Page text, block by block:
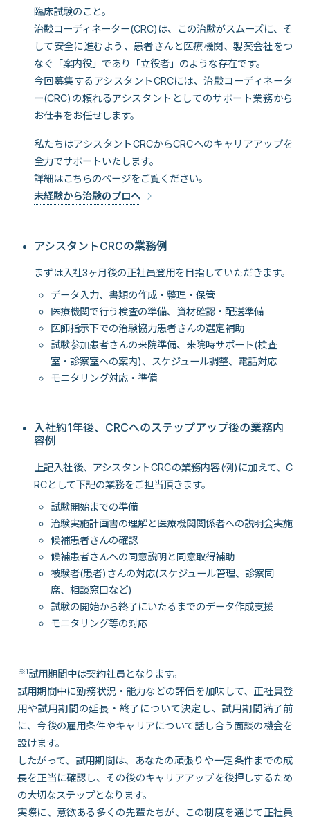
臨床試験のこと。
治験コーディネーター(CRC)は、この治験がスムーズに、そ
して安全に進むよう、患者さんと医療機関、製薬会社をつ
なぐ「案内役」であり「立役者」のような存在です。
今回募集するアシスタントCRCには、治験コーディネータ
ー(CRC)の頼れるアシスタントとしてのサポート業務から
お仕事をお任せします。
私たちはアシスタントCRCからCRCへのキャリアアップを
全力でサポートいたします。
詳細はこちらのページをご覧ください。
未経験から治験のプロへ
アシスタントCRCの業務例
まずは入社3ヶ月後の正社員登用を目指していただきます。
データ入力、書類の作成・整理・保管
医療機関で行う検査の準備、資材確認・配送準備
医師指示下での治験協力患者さんの選定補助
試験参加患者さんの来院準備、来院時サポート(検査
室・診察室への案内)、スケジュール調整、電話対応
モニタリング対応・準備
入社約1年後、CRCへのステップアップ後の業務内
容例
上記入社後、アシスタントCRCの業務内容(例)に加えて、C
RCとして下記の業務をご担当頂きます。
試験開始までの準備
治験実施計画書の理解と医療機関関係者への説明会実施
候補患者さんの確認
候補患者さんへの同意説明と同意取得補助
被験者(患者)さんの対応(スケジュール管理、診察同
席、相談窓口など)
試験の開始から終了にいたるまでのデータ作成支援
モニタリング等の対応
※1試用期間中は契約社員となります。
試用期間中に勤務状況・能力などの評価を加味して、正社員登
用や試用期間の延長・終了について決定し、試用期間満了前
に、今後の雇用条件やキャリアについて話し合う面談の機会を
設けます。
したがって、試用期間は、あなたの頑張りや一定条件までの成
長を正当に確認し、その後のキャリアアップを後押しするため
の大切なステップとなります。
実際に、意欲ある多くの先輩たちが、この制度を通じて正社員